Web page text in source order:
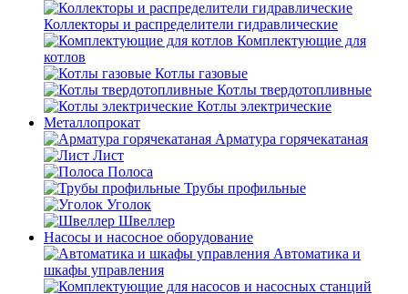
Коллекторы и распределители гидравлические
Комплектующие для
котлов
Котлы газовые
Котлы твердотопливные
Котлы электрические
Металлопрокат
Арматура горячекатаная
Лист
Полоса
Трубы профильные
Уголок
Швеллер
Насосы и насосное оборудование
Автоматика и
шкафы управления